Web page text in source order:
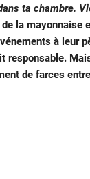
ta chambre.
la mayonnaise
à leur
responsable.
de farces